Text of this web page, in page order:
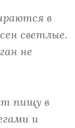
в
светлые.
не
пищу в
и